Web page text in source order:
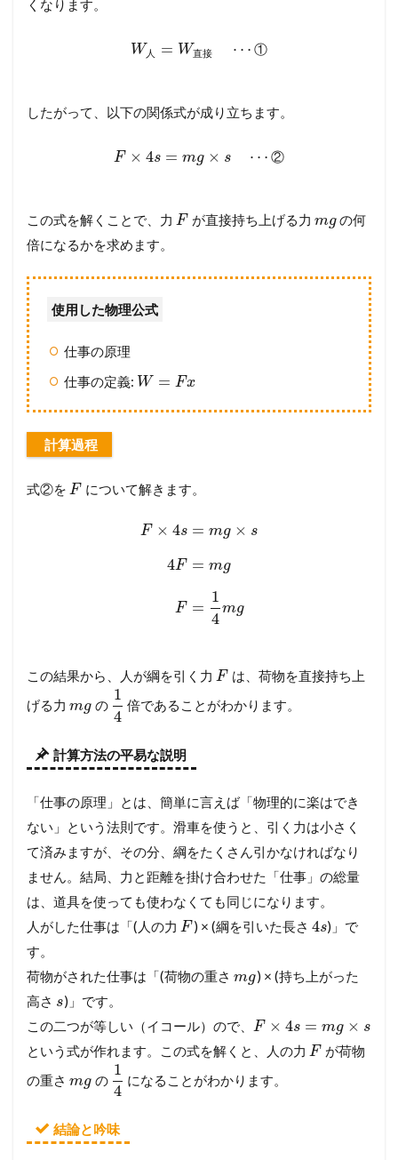
くなります。
W人 = W直接 ⋯ ①
したがって、以下の関係式が成り立ちます。
F × 4s = mg × s ⋯ ②
この式を解くことで、力 F が直接持ち上げる力 mg の何
倍になるかを求めます。
使用した物理公式
仕事の原理
仕事の定義: W = Fx
計算過程
式②を F について解きます。
F × 4s
4F
F
= mg × s
= mg
=
1
4
mg
この結果から、人が綱を引く力 F は、荷物を直接持ち上
げる力 mg の
1
4
倍であることがわかります。
計算方法の平易な説明
「仕事の原理」とは、簡単に言えば「物理的に楽はでき
ない」という法則です。滑車を使うと、引く力は小さく
て済みますが、その分、綱をたくさん引かなければなり
ません。結局、力と距離を掛け合わせた「仕事」の総量
は、道具を使っても使わなくても同じになります。
人がした仕事は「(人の力 F ) × (綱を引いた長さ 4s)」で
す。
荷物がされた仕事は「(荷物の重さ mg) × (持ち上がった
高さ s)」です。
この二つが等しい（イコール）ので、 F × 4s = mg × s
という式が作れます。この式を解くと、人の力 F が荷物
の重さ mg の
1
4
になることがわかります。
結論と吟味